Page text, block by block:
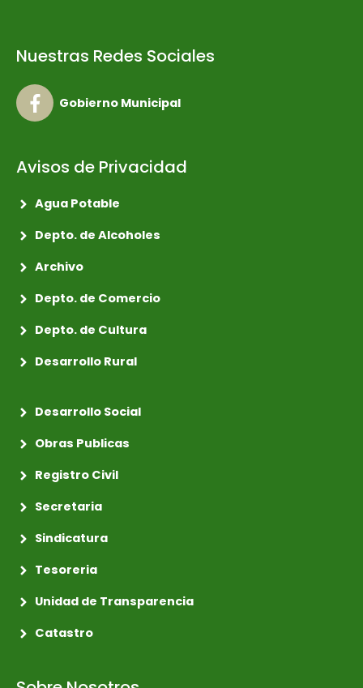
Nuestras Redes Sociales
Gobierno Municipal
Avisos de Privacidad
Agua Potable
Depto. de Alcoholes
Archivo
Depto. de Comercio
Depto. de Cultura
Desarrollo Rural
Desarrollo Social
Obras Publicas
Registro Civil
Secretaria
Sindicatura
Tesoreria
Unidad de Transparencia
Catastro